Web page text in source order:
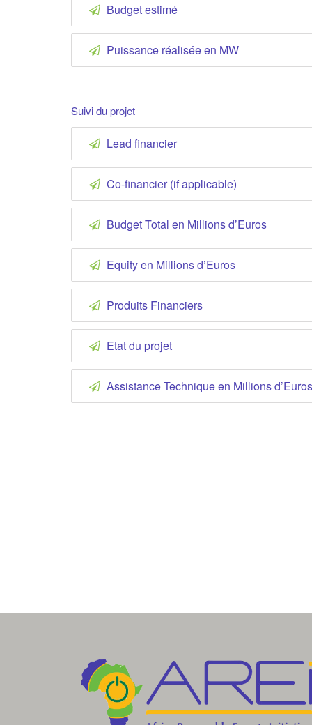
Budget estimé
Puissance réalisée en MW
Suivi du projet
Lead financier
Co-financier (if applicable)
Budget Total en Millions d’Euros
Equity en Millions d’Euros
Produits Financiers
Etat du projet
Assistance Technique en Millions d’Euros